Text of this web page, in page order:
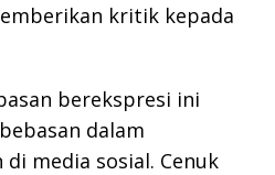
kritik kepada
berekspresi ini
dalam
media sosial. Cenuk